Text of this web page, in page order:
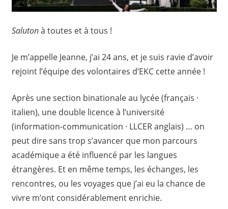
Salutonà toutes et à tous !
Je m’appelle Jeanne, j’ai 24 ans, et je suis ravie d’avoir
rejoint l’équipe des volontaires d’EKC cette année !
Après une section binationale au lycée (français ·
italien), une double licence à l’université
(information-communication · LLCER anglais) … on
peut dire sans trop s’avancer que mon parcours
académique a été influencé par les langues
étrangères. Et en même temps, les échanges, les
rencontres, ou les voyages que j’ai eu la chance de
vivre m’ont considérablement enrichie.